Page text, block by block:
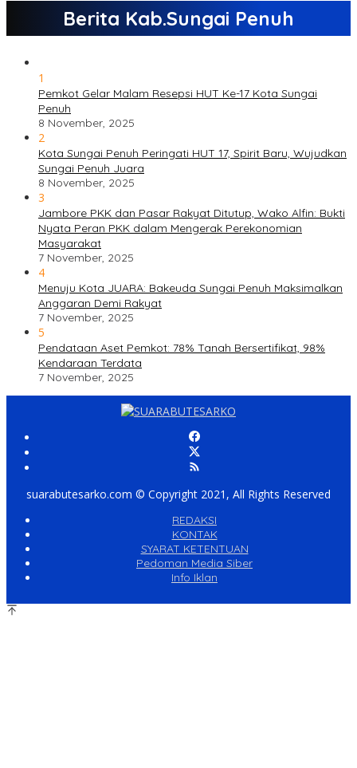
Berita Kab.Sungai Penuh
1
Pemkot Gelar Malam Resepsi HUT Ke-17 Kota Sungai
Penuh
8 November, 2025
2
Kota Sungai Penuh Peringati HUT 17, Spirit Baru, Wujudkan
Sungai Penuh Juara
8 November, 2025
3
Jambore PKK dan Pasar Rakyat Ditutup, Wako Alfin: Bukti
Nyata Peran PKK dalam Mengerak Perekonomian
Masyarakat
7 November, 2025
4
Menuju Kota JUARA: Bakeuda Sungai Penuh Maksimalkan
Anggaran Demi Rakyat
7 November, 2025
5
Pendataan Aset Pemkot: 78% Tanah Bersertifikat, 98%
Kendaraan Terdata
7 November, 2025
suarabutesarko.com © Copyright 2021, All Rights Reserved
REDAKSI
KONTAK
SYARAT KETENTUAN
Pedoman Media Siber
Info Iklan